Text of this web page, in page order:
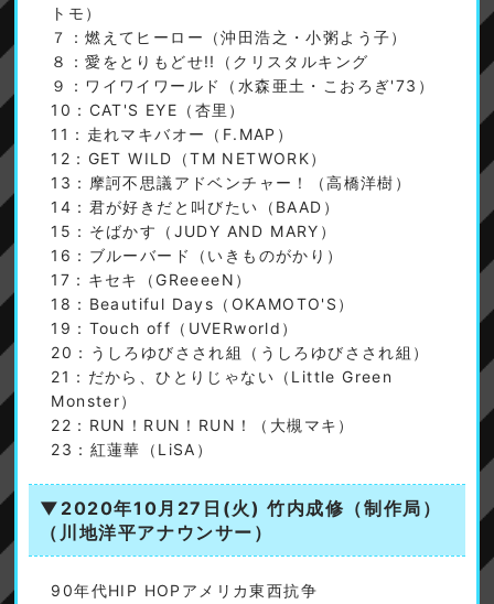
トモ）
７：燃えてヒーロー（沖田浩之・小粥よう子）
８：愛をとりもどせ!!（クリスタルキング
９：ワイワイワールド（水森亜土・こおろぎ'73）
10：CAT'S EYE（杏里）
11：走れマキバオー（F.MAP）
12：GET WILD（TM NETWORK）
13：摩訶不思議アドベンチャー！（高橋洋樹）
14：君が好きだと叫びたい（BAAD）
15：そばかす（JUDY AND MARY）
16：ブルーバード（いきものがかり）
17：キセキ（GReeeeN）
18：Beautiful Days（OKAMOTO'S）
19：Touch off（UVERworld）
20：うしろゆびさされ組（うしろゆびさされ組）
21：だから、ひとりじゃない（Little Green
Monster）
22：RUN！RUN！RUN！（大槻マキ）
23：紅蓮華（LiSA）
▼2020年10月27日(火) 竹内成修（制作局）
（川地洋平アナウンサー）
90年代HIP HOPアメリカ東西抗争